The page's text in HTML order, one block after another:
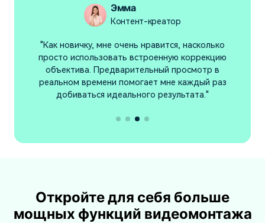
Эмма
Контент-креатор
"Как новичку, мне очень нравится, насколько
просто использовать встроенную коррекцию
объектива. Предварительный просмотр в
реальном времени помогает мне каждый раз
добиваться идеального результата."
Откройте для себя больше
мощных функций видеомонтажа